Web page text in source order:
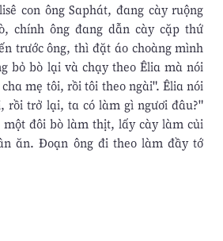
con ông Saphát, đang cày ruộng
chính ông đang dẫn cày cặp thứ
trước ông, thì đặt áo choàng mình
bỏ bò lại và chạy theo Êlia mà nói
mẹ tôi, rồi tôi theo ngài". Êlia nói
rồi trở lại, ta có làm gì ngươi đâu?"
một đôi bò làm thịt, lấy cày làm củi
ăn. Ðoạn ông đi theo làm đầy tớ